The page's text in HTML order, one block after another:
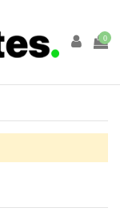
0